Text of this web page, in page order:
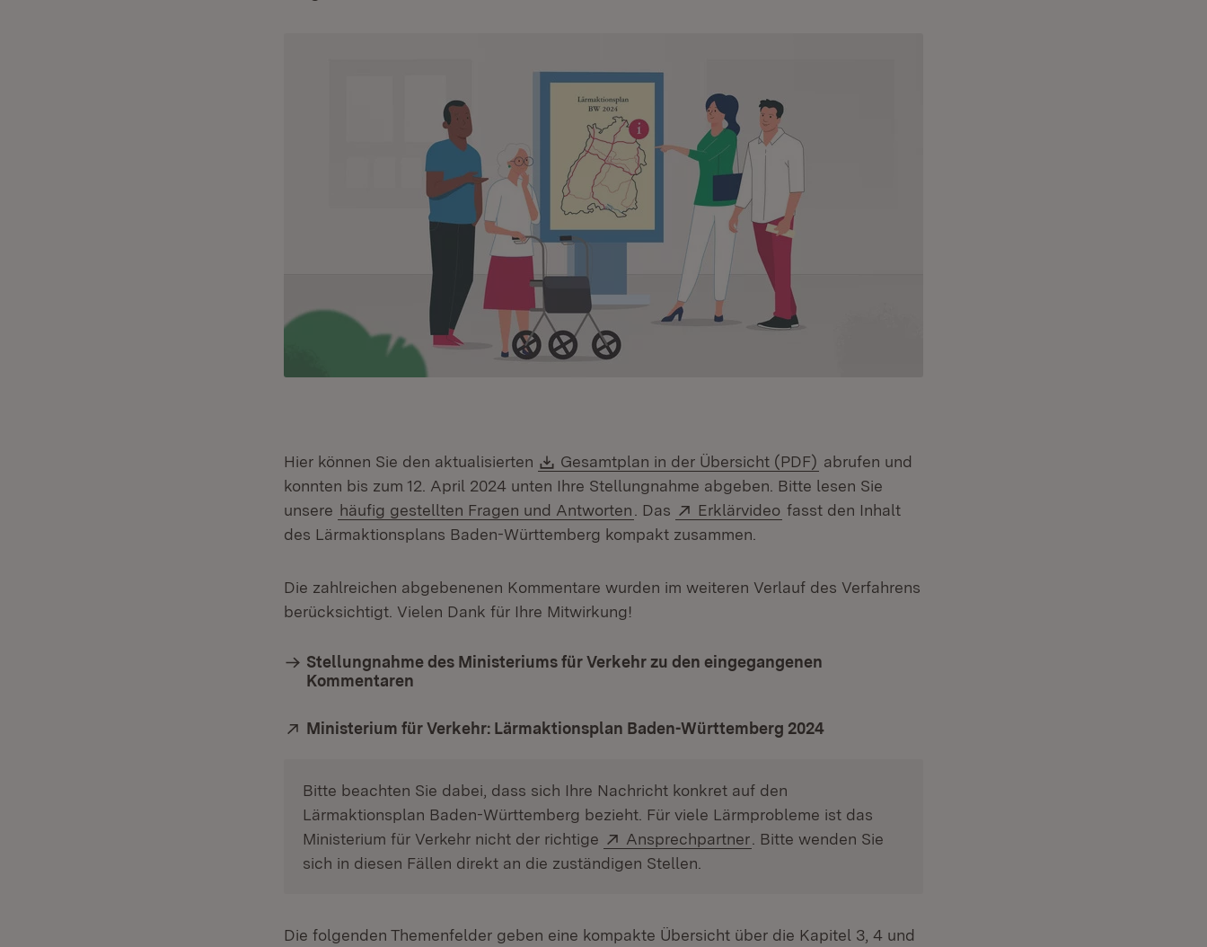
Hier können Sie den aktualisierten Download:
Gesamtplan in der Übersicht (PDF) (Öffnet in neuem Fenster)
abrufen und
konnten bis zum 12. April 2024 unten Ihre Stellungnahme abgeben. Bitte lesen Sie
unsere häufig gestellten Fragen und Antworten . Das Extern:
Erklärvideo (Öffnet in neuem Fenster)
fasst den Inhalt
des Lärmaktionsplans Baden-Württemberg kompakt zusammen.
Die zahlreichen abgebenenen Kommentare wurden im weiteren Verlauf des Verfahrens
berücksichtigt. Vielen Dank für Ihre Mitwirkung!
Stellungnahme des Ministeriums für Verkehr zu den eingegangenen
Kommentaren
Extern:
Ministerium für Verkehr: Lärmaktionsplan Baden-Württemberg 2024
Bitte beachten Sie dabei, dass sich Ihre Nachricht konkret auf den
Lärmaktionsplan Baden-Württemberg bezieht. Für viele Lärmprobleme ist das
Ministerium für Verkehr nicht der richtige
Extern:
Ansprechpartner (Öffnet in neuem Fenster)
. Bitte wenden Sie
sich in diesen Fällen direkt an die zuständigen Stellen.
Die folgenden Themenfelder geben eine kompakte Übersicht über die Kapitel 3, 4 und